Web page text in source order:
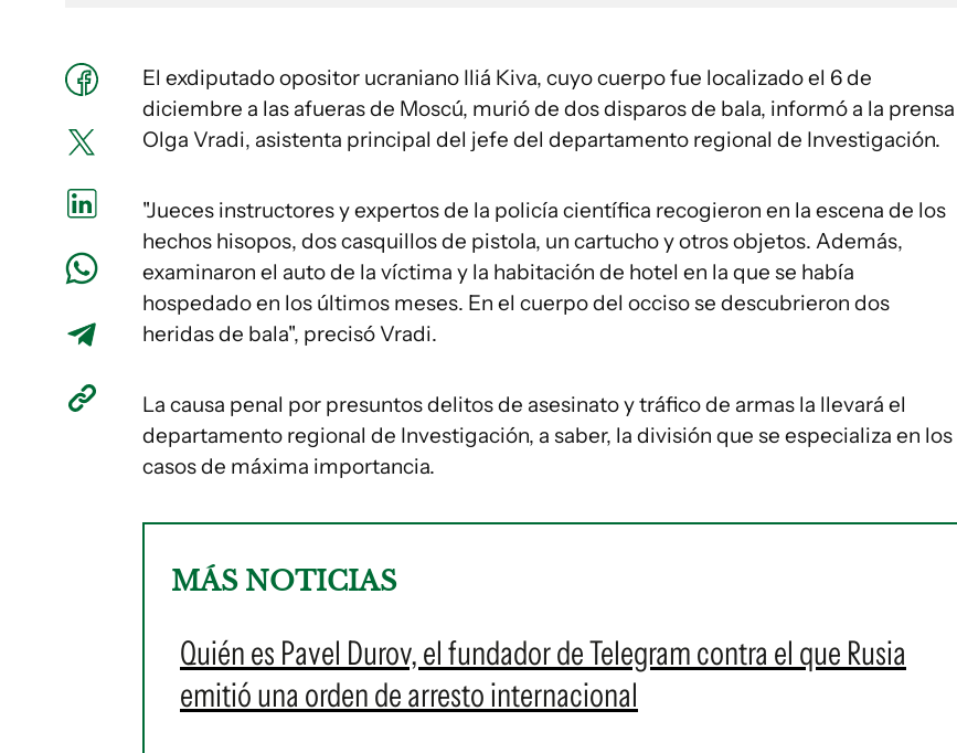
El exdiputado opositor ucraniano Iliá Kiva, cuyo cuerpo fue localizado el 6 de
diciembre a las afueras de Moscú, murió de dos disparos de bala, informó a la prensa
Olga Vradi, asistenta principal del jefe del departamento regional de Investigación.
"Jueces instructores y expertos de la policía científica recogieron en la escena de los
hechos hisopos, dos casquillos de pistola, un cartucho y otros objetos. Además,
examinaron el auto de la víctima y la habitación de hotel en la que se había
hospedado en los últimos meses. En el cuerpo del occiso se descubrieron dos
heridas de bala", precisó Vradi.
La causa penal por presuntos delitos de asesinato y tráfico de armas la llevará el
departamento regional de Investigación, a saber, la división que se especializa en los
casos de máxima importancia.
MÁS NOTICIAS
Quién es Pavel Durov, el fundador de Telegram contra el que Rusia
emitió una orden de arresto internacional